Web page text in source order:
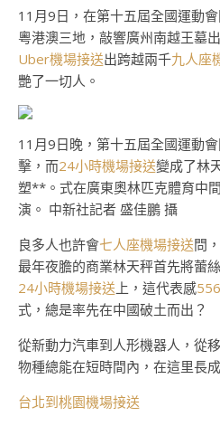
11月9日，在第十五屆全國運動
粵港澳三地，敲響廣州南越王墓
Uber機場接送出跨越兩千九人座
艷了一切人。
11月9日晚，第十五屆全國運動
擊，而24小時機場接送變成了林
塑**。式在廣東奧林匹克體育中
演。 中新社記者 盛佳鵬 攝
良多人也許會七人座機場接送問
最年夜膽的商業林天秤首先將蕾
24小時機場接送 上，這代表感
式，總是率先在中國破土而出？
從新動力汽車到人形機器人，從
物種總能在短時間內，在這里長
台北到桃園機場接送